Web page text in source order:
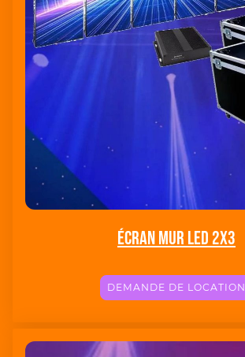
Écran Mur led 2X3
DEMANDE DE LOCATION